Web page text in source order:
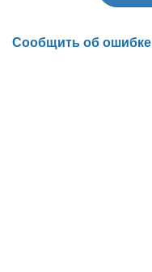
Сообщить об ошибке